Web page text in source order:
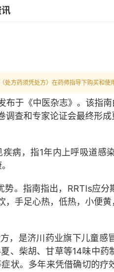
方药须凭处方）在药师指导下购买和使
布于《中医杂志》。该指南
调查和专家论证会最终形成
病，指1年内上呼吸道感
。 指南指出， RRTIs应分
手足心热，低热，小便
，是济川药业旗下儿童感
、柴胡、甘草等14味中药
状。 多年来凭借确切的疗